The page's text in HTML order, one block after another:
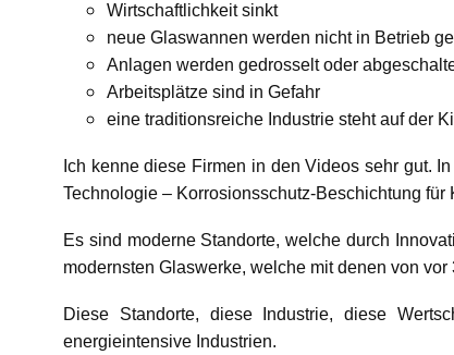
Wirtschaftlichkeit sinkt
neue Glaswannen werden nicht in Betrieb
Anlagen werden gedrosselt oder
Arbeitsplätze sind in Gefahr
eine traditionsreiche Industrie steht auf der
Ich kenne diese Firmen in den Videos sehr gut.
Technologie – Korrosionsschutz-Beschichtung
Es sind moderne Standorte, welche durch
modernsten Glaswerke, welche mit denen von
Diese Standorte, diese Industrie, diese
energieintensive Industrien.